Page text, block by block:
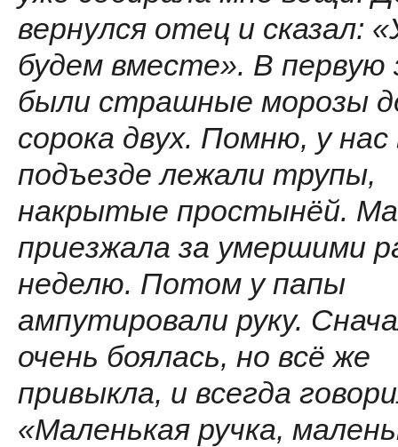
вернулся отец и сказал:
будем вместе». В первую
были страшные морозы
сорока двух. Помню, у нас
подъезде лежали трупы,
накрытые простынёй.
приезжала за умершими
неделю. Потом у папы
ампутировали руку.
очень боялась, но всё же
привыкла, и всегда
«Маленькая ручка,